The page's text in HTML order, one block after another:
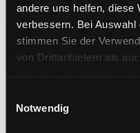
andere uns helfen, diese
verbessern. Bei Auswahl
stimmen Sie der
von Drittanbietern als
(Länder außerhalb des
Datenschutzniveau)
Notwendig
Standort 2:Depot
Status: Verfügbar
Vorbestellungen: 0
Barcode: